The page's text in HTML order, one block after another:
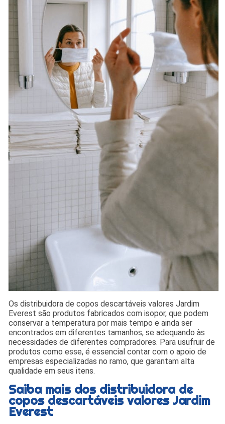
Os distribuidora de copos descartáveis valores Jardim
Everest são produtos fabricados com isopor, que podem
conservar a temperatura por mais tempo e ainda ser
encontrados em diferentes tamanhos, se adequando às
necessidades de diferentes compradores. Para usufruir de
produtos como esse, é essencial contar com o apoio de
empresas especializadas no ramo, que garantam alta
qualidade em seus itens.
Saiba mais dos distribuidora de
copos descartáveis valores Jardim
Everest